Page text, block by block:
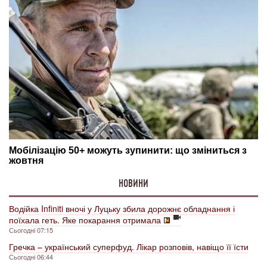
НОВИНИ
Водійка Infiniti вночі у Луцьку збила дорожнє обладнання і
поїхала геть. Яке покарання отримала
Сьогодні 07:15
Гречка – український суперфуд. Лікар розповів, навіщо її їсти
Сьогодні 06:44